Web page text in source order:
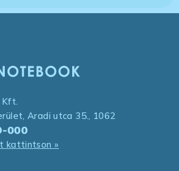
Kft.
Aradi utca 35., 1062
000
kattintson »